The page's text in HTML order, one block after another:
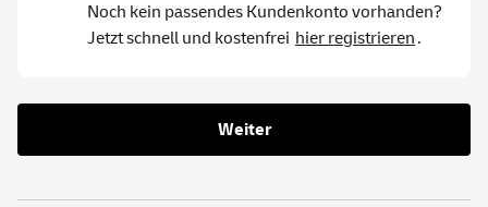
Noch kein passendes Kundenkonto vorhanden?
Jetzt schnell und kostenfrei hier registrieren .
Weiter